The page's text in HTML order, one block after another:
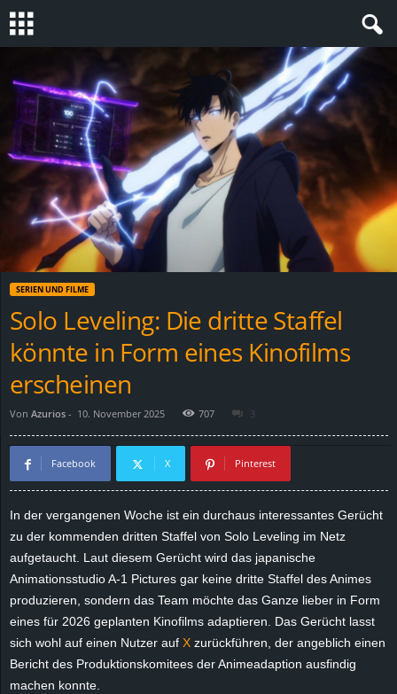
SERIEN UND FILME
Solo Leveling: Die dritte Staffel
könnte in Form eines Kinofilms
erscheinen
Von Azurios - 10. November 2025 707 3
Facebook X Pinterest
In der vergangenen Woche ist ein durchaus interessantes Gerücht
zu der kommenden dritten Staffel von Solo Leveling im Netz
aufgetaucht. Laut diesem Gerücht wird das japanische
Animationsstudio A-1 Pictures gar keine dritte Staffel des Animes
produzieren, sondern das Team möchte das Ganze lieber in Form
eines für 2026 geplanten Kinofilms adaptieren. Das Gerücht lasst
sich wohl auf einen Nutzer auf X zurückführen, der angeblich einen
Bericht des Produktionskomitees der Animeadaption ausfindig
machen konnte.